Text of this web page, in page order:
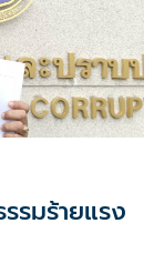
รมร้ายแรง